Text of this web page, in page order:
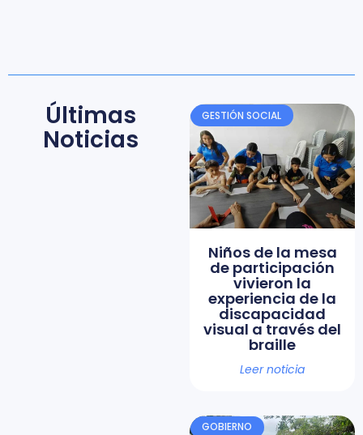
Últimas
Noticias
GESTIÓN SOCIAL
Niños de la mesa
de participación
vivieron la
experiencia de la
discapacidad
visual a través del
braille
Leer noticia
GOBIERNO